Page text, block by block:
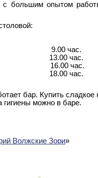
с большим опытом
9.00 час.
13.00 час.
16.00 час.
18.00 час.
бар. Купить
можно в баре.
Волжские Зори»